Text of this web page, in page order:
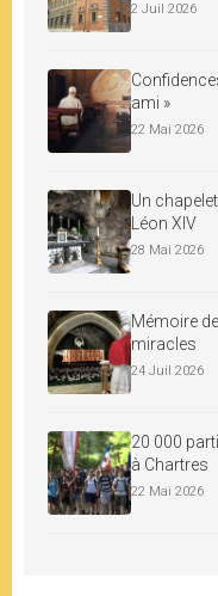
2 Juil 2026
ami »
22 Mai 2026
Un
Léon XIV
28 Mai 2026
Mémoire
miracles
24 Juil 2026
20 000
à Chartres
22 Mai 2026